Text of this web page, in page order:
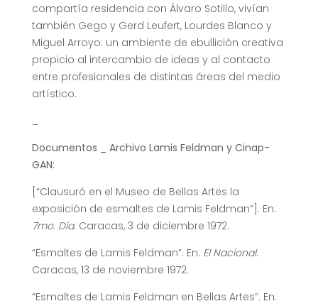
compartía residencia con Álvaro Sotillo, vivían
también Gego y Gerd Leufert, Lourdes Blanco y
Miguel Arroyo: un ambiente de ebullición creativa
propicio al intercambio de ideas y al contacto
entre profesionales de distintas áreas del medio
artístico.
_
Documentos _ Archivo Lamis Feldman y Cinap-
GAN:
[“Clausuró en el Museo de Bellas Artes la
exposición de esmaltes de Lamis Feldman”]. En:
7mo. Día. Caracas, 3 de diciembre 1972.
“Esmaltes de Lamis Feldman”. En: El Nacional.
Caracas, 13 de noviembre 1972.
“Esmaltes de Lamis Feldman en Bellas Artes”. En: